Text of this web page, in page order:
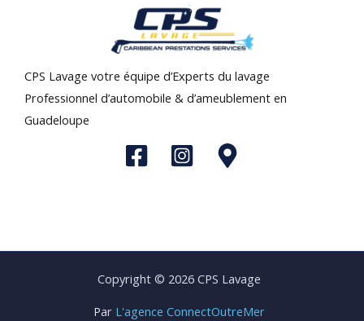
CPS Lavage votre équipe d’Experts du lavage
Professionnel d’automobile & d’ameublement en
Guadeloupe
Copyright © 2026 CPS Lavage
Par L'agence ConnectOutreMer